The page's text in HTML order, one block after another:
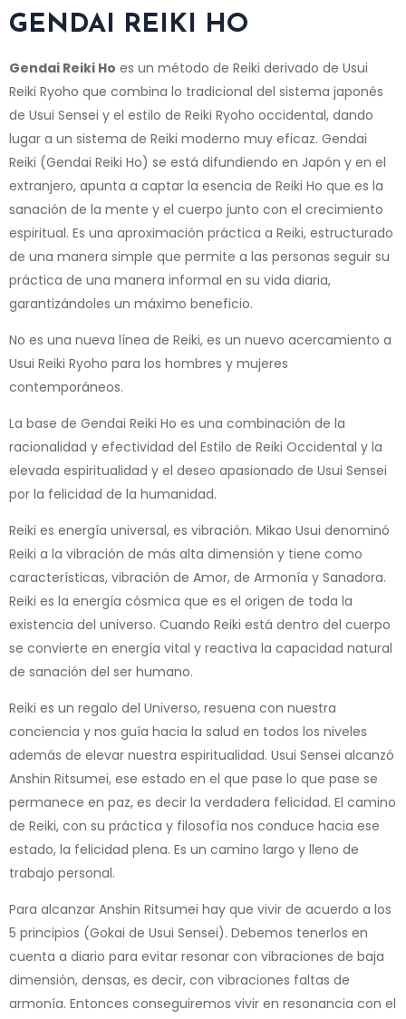
GENDAI REIKI HO
Gendai Reiki Ho es un método de Reiki derivado de Usui
Reiki Ryoho que combina lo tradicional del sistema japonés
de Usui Sensei y el estilo de Reiki Ryoho occidental, dando
lugar a un sistema de Reiki moderno muy eficaz. Gendai
Reiki (Gendai Reiki Ho) se está difundiendo en Japón y en el
extranjero, apunta a captar la esencia de Reiki Ho que es la
sanación de la mente y el cuerpo junto con el crecimiento
espiritual. Es una aproximación práctica a Reiki, estructurado
de una manera simple que permite a las personas seguir su
práctica de una manera informal en su vida diaria,
garantizándoles un máximo beneficio.
No es una nueva línea de Reiki, es un nuevo acercamiento a
Usui Reiki Ryoho para los hombres y mujeres
contemporáneos.
La base de Gendai Reiki Ho es una combinación de la
racionalidad y efectividad del Estilo de Reiki Occidental y la
elevada espiritualidad y el deseo apasionado de Usui Sensei
por la felicidad de la humanidad.
Reiki es energía universal, es vibración. Mikao Usui denominó
Reiki a la vibración de más alta dimensión y tiene como
características, vibración de Amor, de Armonía y Sanadora.
Reiki es la energía cósmica que es el origen de toda la
existencia del universo. Cuando Reiki está dentro del cuerpo
se convierte en energía vital y reactiva la capacidad natural
de sanación del ser humano.
Reiki es un regalo del Universo, resuena con nuestra
conciencia y nos guía hacia la salud en todos los niveles
además de elevar nuestra espiritualidad. Usui Sensei alcanzó
Anshin Ritsumei, ese estado en el que pase lo que pase se
permanece en paz, es decir la verdadera felicidad. El camino
de Reiki, con su práctica y filosofía nos conduce hacia ese
estado, la felicidad plena. Es un camino largo y lleno de
trabajo personal.
Para alcanzar Anshin Ritsumei hay que vivir de acuerdo a los
5 principios (Gokai de Usui Sensei). Debemos tenerlos en
cuenta a diario para evitar resonar con vibraciones de baja
dimensión, densas, es decir, con vibraciones faltas de
armonía. Entonces conseguiremos vivir en resonancia con el